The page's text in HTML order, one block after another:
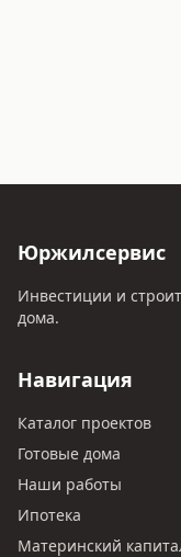
Юржилсервис
Инвестиции и
дома.
Навигация
Каталог проектов
Готовые дома
Наши работы
Ипотека
Материнский